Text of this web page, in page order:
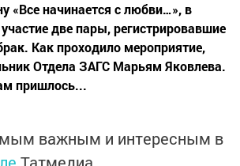
«Все начинается с любви…», в
две пары, регистрировавшие
Как проходило мероприятие,
Отдела ЗАГС Марьям Яковлева.
пришлось...
важным и интересным в